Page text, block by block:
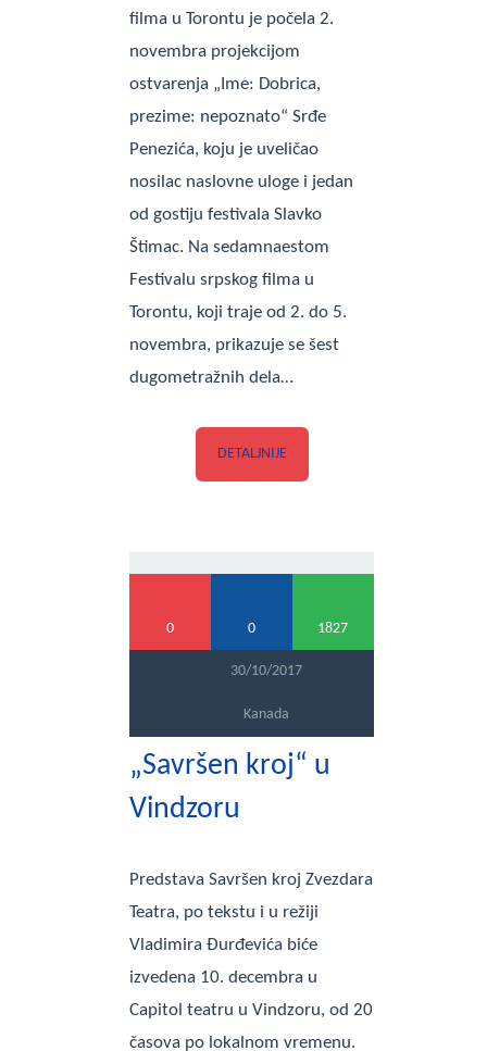
filma u Torontu je počela 2.
novembra projekcijom
ostvarenja „Ime: Dobrica,
prezime: nepoznato“ Srđe
Penezića, koju je uveličao
nosilac naslovne uloge i jedan
od gostiju festivala Slavko
Štimac. Na sedamnaestom
Festivalu srpskog filma u
Torontu, koji traje od 2. do 5.
novembra, prikazuje se šest
dugometražnih dela…
DETALJNIJE
0 0 1827
30/10/2017
Kanada
„Savršen kroj“ u
Vindzoru
Predstava Savršen kroj Zvezdara
Teatra, po tekstu i u režiji
Vladimira Đurđevića biće
izvedena 10. decembra u
Capitol teatru u Vindzoru, od 20
časova po lokalnom vremenu.